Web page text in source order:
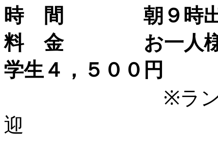
時 間 朝９時出
料 金 お一人様
学生４，５００円
※ラ
迎